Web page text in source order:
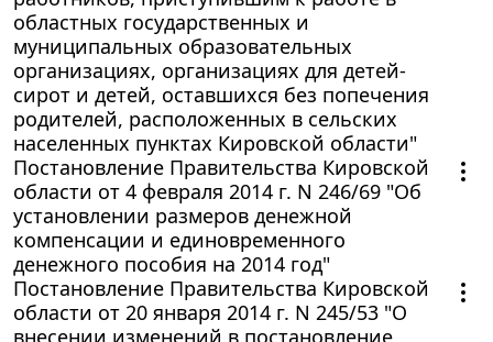
областных государственных и
муниципальных образовательных
организациях, организациях для детей-
сирот и детей, оставшихся без попечения
родителей, расположенных в сельских
населенных пунктах Кировской области"
Постановление Правительства Кировской
области от 4 февраля 2014 г. N 246/69 "Об
установлении размеров денежной
компенсации и единовременного
денежного пособия на 2014 год"
Постановление Правительства Кировской
области от 20 января 2014 г. N 245/53 "О
внесении изменений в постановление